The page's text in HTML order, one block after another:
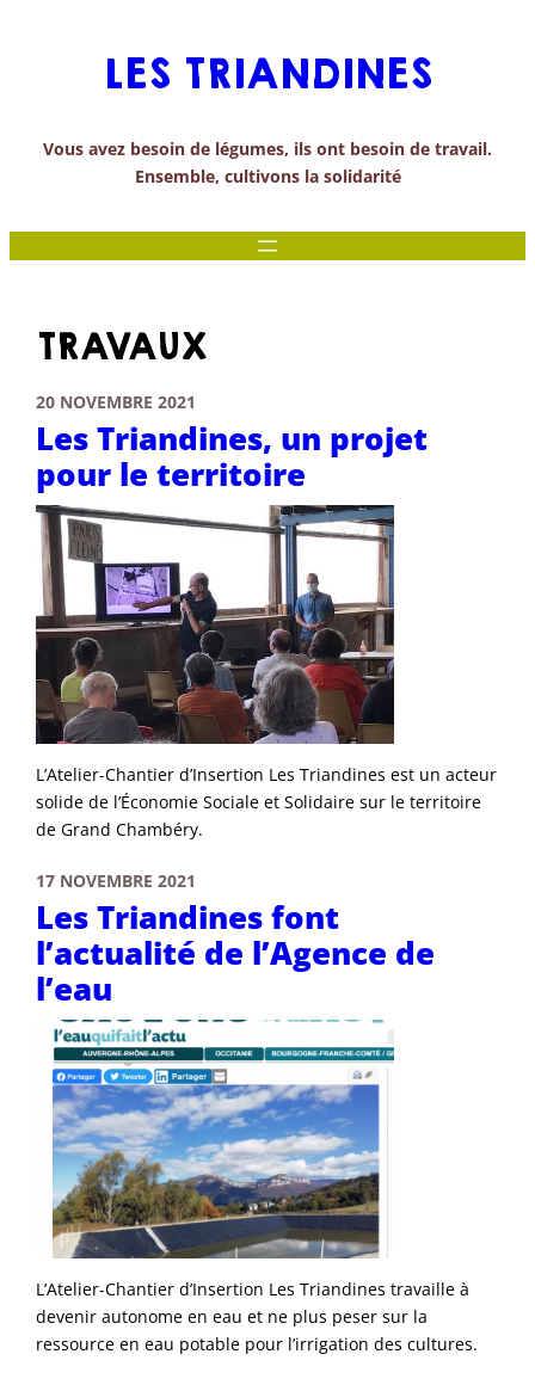
LES TRIANDINES
Vous avez besoin de légumes, ils ont besoin de travail.
Ensemble, cultivons la solidarité
TRAVAUX
20 NOVEMBRE 2021
Les Triandines, un projet
pour le territoire
L’Atelier-Chantier d’Insertion Les Triandines est un acteur
solide de l’Économie Sociale et Solidaire sur le territoire
de Grand Chambéry.
17 NOVEMBRE 2021
Les Triandines font
l’actualité de l’Agence de
l’eau
L’Atelier-Chantier d’Insertion Les Triandines travaille à
devenir autonome en eau et ne plus peser sur la
ressource en eau potable pour l’irrigation des cultures.